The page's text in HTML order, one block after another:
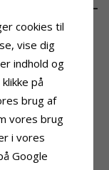
4765,-
SI
cookies til
vise dig
indhold og
på
brug af
vores brug
i vores
Google